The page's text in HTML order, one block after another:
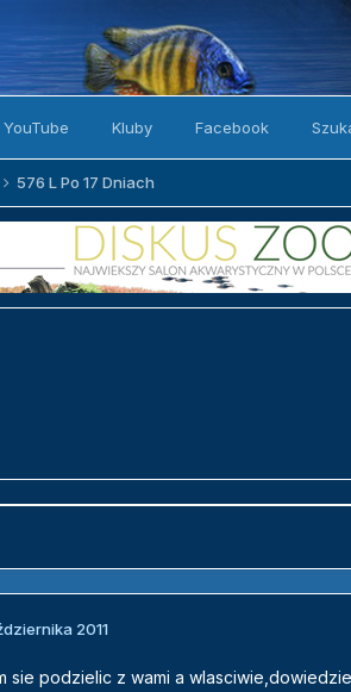
YouTube Kluby Facebook
576 L Po 17 Dniach
2011
sie podzielic z wami a